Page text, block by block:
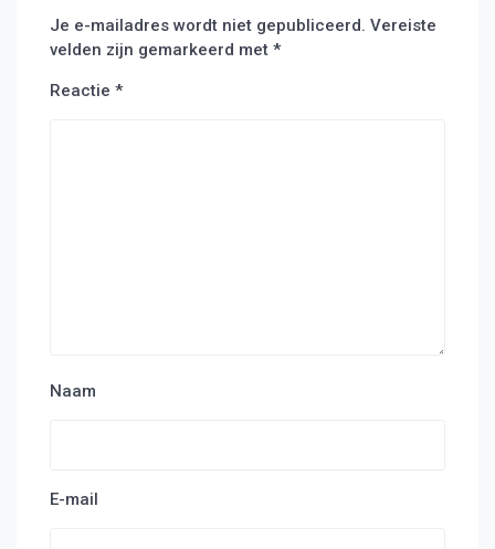
Je e-mailadres wordt niet gepubliceerd. Vereiste
velden zijn gemarkeerd met *
Reactie *
Naam
E-mail